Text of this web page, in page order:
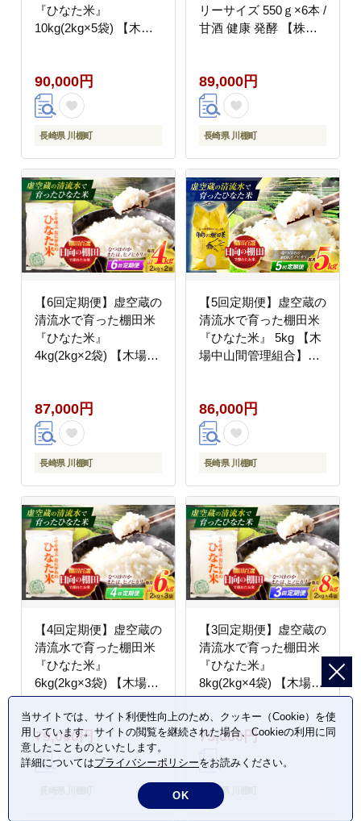
『ひなた米』
10kg(2kg×5袋) 【木場
90,000円
長崎県 川棚町
リーサイズ 550ｇ×6本 /
甘酒 健康 発酵 【株式
89,000円
長崎県 川棚町
【6回定期便】虚空蔵の
清流水で育った棚田米
『ひなた米』
4kg(2kg×2袋) 【木場中
87,000円
長崎県 川棚町
【5回定期便】虚空蔵の
清流水で育った棚田米
『ひなた米』 5kg 【木
場中山間管理組合】
86,000円
長崎県 川棚町
【4回定期便】虚空蔵の
清流水で育った棚田米
『ひなた米』
6kg(2kg×3袋) 【木場中
山間管理組合】
[OCM020]
79,000円
【3回定期便】虚空蔵の
清流水で育った棚田米
『ひなた米』
8kg(2kg×4袋) 【木場中
山間管理組合】
[OCM027]
75,000円
長崎県 川棚町
当サイトでは、サイト利便性向上のため、クッキー（Cookie）を使
用しています。サイトの閲覧を継続された場合、Cookieの利用に同
意したことものといたします。
詳細についてはプライバシーポリシーをお読みください。
OK